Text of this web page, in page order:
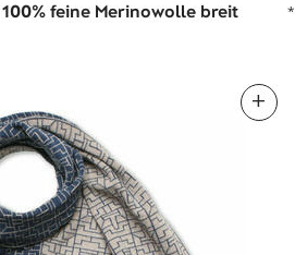
feine Merinowolle breit *